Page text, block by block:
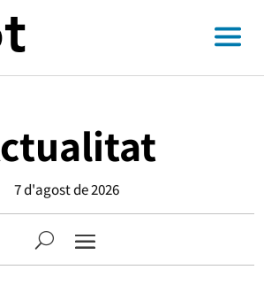
7 d'agost de 2026